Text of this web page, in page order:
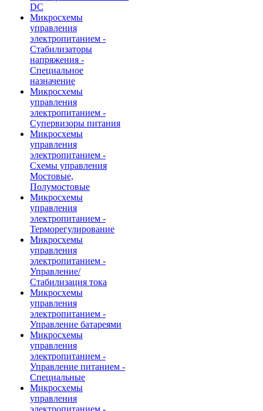
DC
Микросхемы
управления
электропитанием -
Стабилизаторы
напряжения -
Специальное
назначение
Микросхемы
управления
электропитанием -
Супервизоры питания
Микросхемы
управления
электропитанием -
Схемы управления
Мостовые,
Полумостовые
Микросхемы
управления
электропитанием -
Терморегулирование
Микросхемы
управления
электропитанием -
Управление/
Стабилизация тока
Микросхемы
управления
электропитанием -
Управление батареями
Микросхемы
управления
электропитанием -
Управление питанием -
Специальные
Микросхемы
управления
электропитанием -